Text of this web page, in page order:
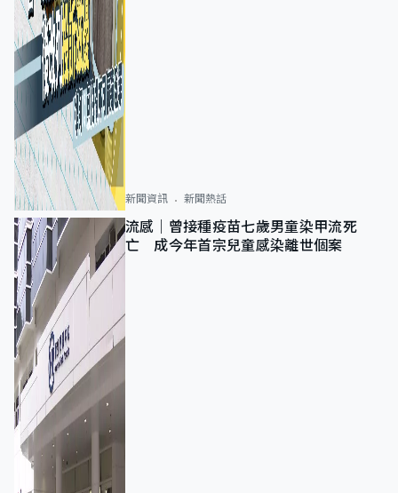
新聞資訊 新聞熱話
流感｜曾接種疫苗七歲男童染甲流死
亡 成今年首宗兒童感染離世個案